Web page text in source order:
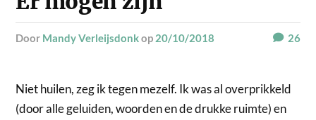
door Mandy Verleijsdonkop 20/10/2018 26
Niet huilen, zeg ik tegen mezelf. Ik was al overprikkeld
(door alle geluiden, woorden en de drukke ruimte) en